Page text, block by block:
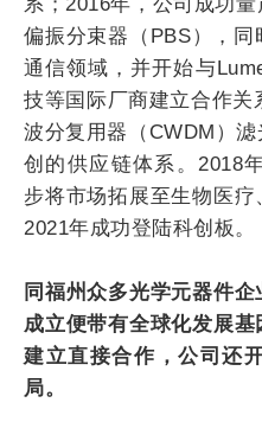
偏振分束器（PBS），
通信领域，并开始与
技等国际厂商建立合作关
波分复用器（CWDM）
创的供应链体系。2018
步将市场拓展至生物医
2021年成功登陆科创板。
同福州众多光学元器件
成立便带有全球化发展
建立直接合作，公司还
局。